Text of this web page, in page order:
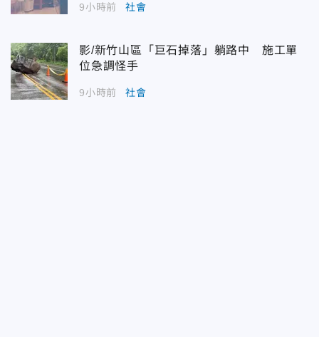
9小時前 社會
影/新竹山區「巨石掉落」躺路中 施工單
位急調怪手
9小時前 社會